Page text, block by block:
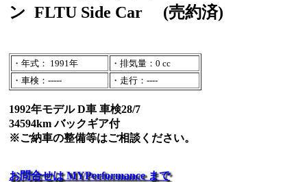
ン FLTU Side Car (売約済)
・年式： 1991年
・排気量：0 cc
・車検：-----
・走行：----
1992年モデル D車 車検28/7
34594km バックギア付
※ご納車の整備等はご相談ください。
お問合せは MYPerformance まで